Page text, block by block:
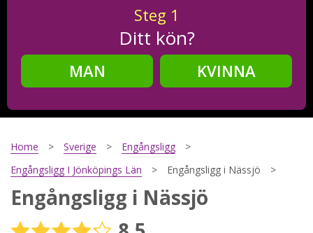
Steg 1
Ditt kön?
MAN
KVINNA
Steg2
Steg3
Home Sverige
Engångsligg
Engångsligg I Jönköpings Län
Engångsligg i Nässjö
Engångsligg i Nässjö